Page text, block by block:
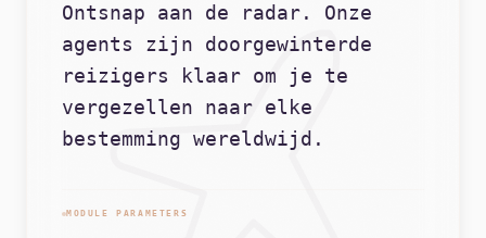
Ontsnap aan de radar. Onze
agents zijn doorgewinterde
reizigers klaar om je te
vergezellen naar elke
bestemming wereldwijd.
MODULE PARAMETERS